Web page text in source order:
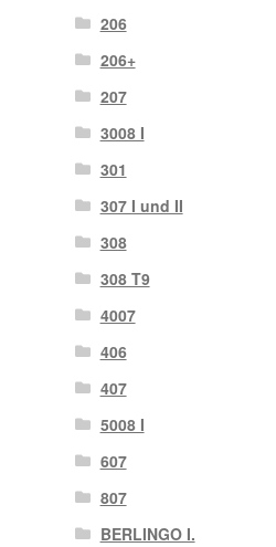
206
206+
207
3008 I
301
307 I und II
308
308 T9
4007
406
407
5008 I
607
807
BERLINGO I.